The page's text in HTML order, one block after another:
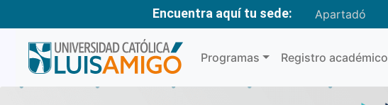
Encuentra aquí tu sede: Apartadó
Programas Registro académico